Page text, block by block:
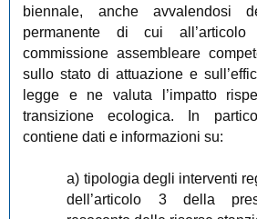
biennale, anche avvalendosi
permanente di cui
commissione assembleare
sullo stato di attuazione e
legge e ne valuta l’impatto
transizione ecologica. In
contiene dati e informazioni su:
a) tipologia degli interventi
dell’articolo 3 della